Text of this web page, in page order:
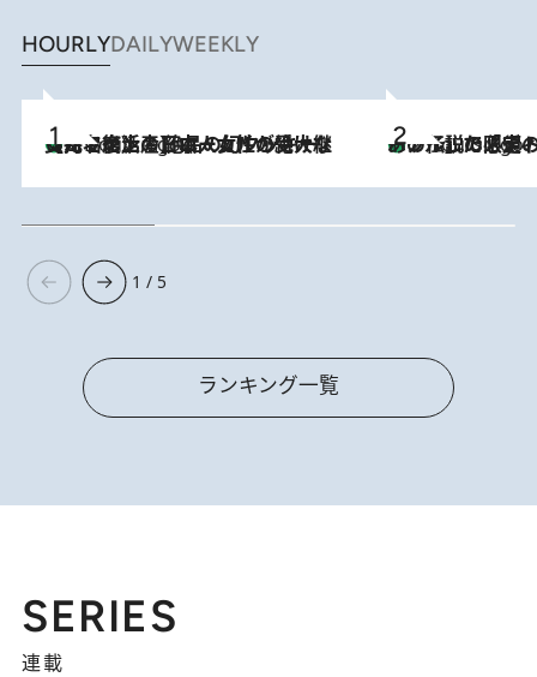
HOURLYDAILYWEEKLY
2 Hours Ago
【ハワイ土産】ローカルの絶大な支持で復活！ 絶品の幻クッキー《元ファンの日本人女性が受け継いだ名店》 2 Hours Ago
あの伝説の限定トートも！ リニューアルした「ディーン
1 / 5
ランキング一覧
SERIES
連載